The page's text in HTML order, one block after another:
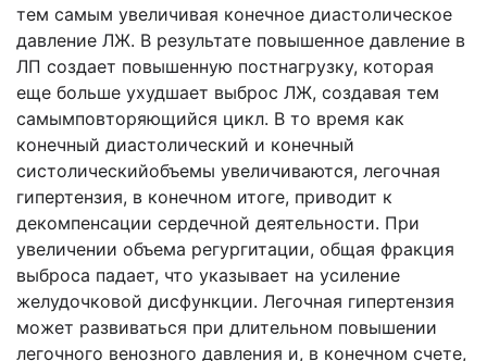
тем самым увеличивая конечное диастолическое
давление ЛЖ. В результате повышенное давление в
ЛП создает повышенную постнагрузку, которая
еще больше ухудшает выброс ЛЖ, создавая тем
самымповторяющийся цикл. В то время как
конечный диастолический и конечный
систолическийобъемы увеличиваются, легочная
гипертензия, в конечном итоге, приводит к
декомпенсации сердечной деятельности. При
увеличении объема регургитации, общая фракция
выброса падает, что указывает на усиление
желудочковой дисфункции. Легочная гипертензия
может развиваться при длительном повышении
легочного венозного давления и, в конечном счете,